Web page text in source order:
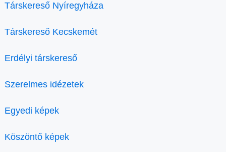
Társkereső Nyíregyháza
Társkereső Kecskemét
Erdélyi társkereső
Szerelmes idézetek
Egyedi képek
Köszöntő képek